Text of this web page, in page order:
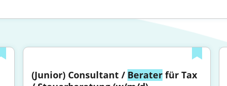
(Junior) Consultant / Berater für Tax